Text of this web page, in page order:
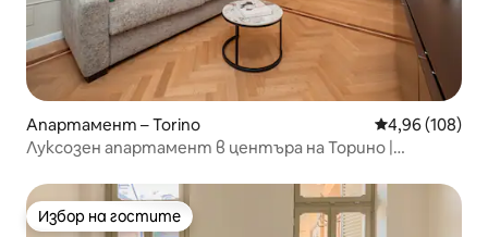
Апартамент – Torino Средна
4,96 (108)
Луксозен апартамент в центъра на Торино |
Избор на гостите
Избор на гостите